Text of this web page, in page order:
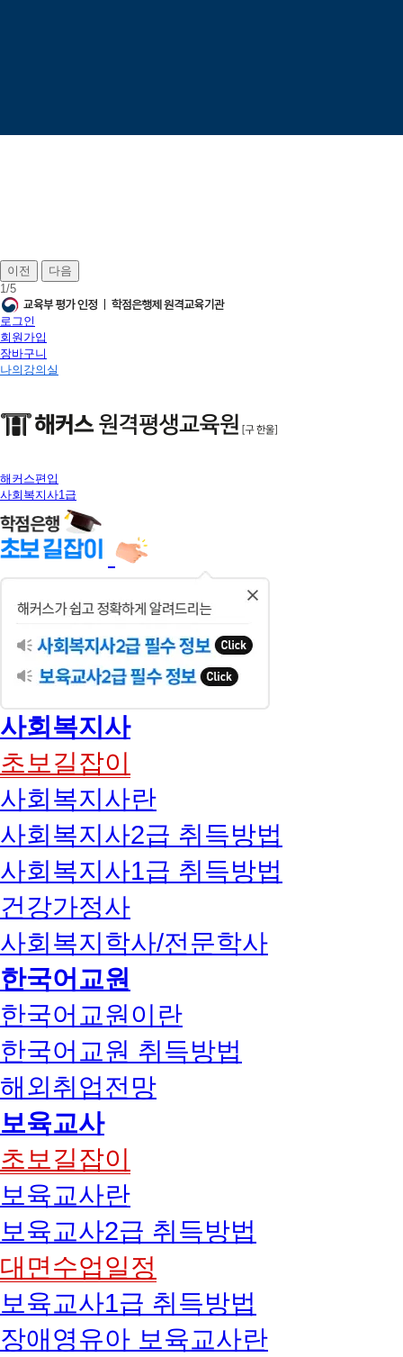
이전
다음
1/5
로그인
회원가입
장바구니
나의강의실
해커스편입
사회복지사1급
사회복지사
초보길잡이
사회복지사란
사회복지사2급 취득방법
사회복지사1급 취득방법
건강가정사
사회복지학사/전문학사
한국어교원
한국어교원이란
한국어교원 취득방법
해외취업전망
보육교사
초보길잡이
보육교사란
보육교사2급 취득방법
대면수업일정
보육교사1급 취득방법
장애영유아 보육교사란